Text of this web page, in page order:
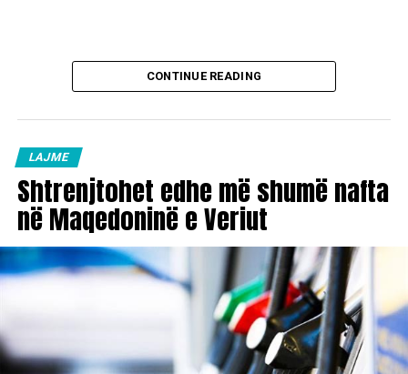
CONTINUE READING
LAJME
Shtrenjtohet edhe më shumë nafta
në Maqedoninë e Veriut